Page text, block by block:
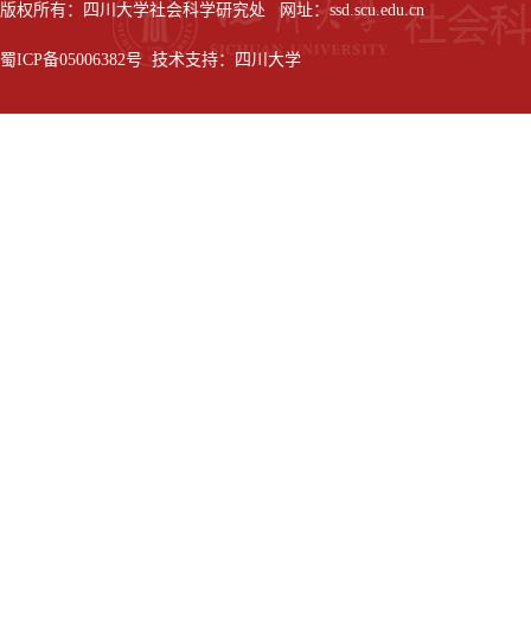
版权所有：四川大学社会科学研究处 网址：ssd.scu.edu.cn
蜀ICP备05006382号 技术支持：四川大学